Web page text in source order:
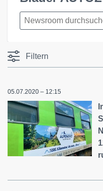
Filtern
05.07.2020 – 12:15